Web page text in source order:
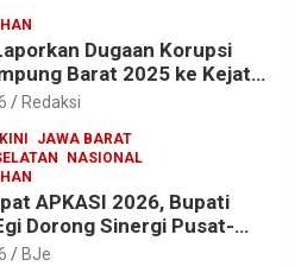
Inten
Dugaan Korupsi
Barat 2025 ke Kejati
Soroti Proyek Jalan
Redaksi
JAWA BARAT
NASIONAL
APKASI 2026, Bupati
Dorong Sinergi Pusat-
Percepat
BJe